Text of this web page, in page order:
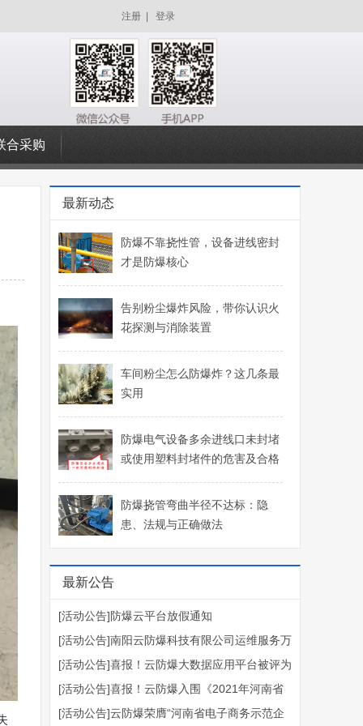
注册 登录
合采购
最新动态
防爆不靠挠性管，设备进线密封
才是防爆核心
告别粉尘爆炸风险，带你认识火
花探测与消除装置
车间粉尘怎么防爆炸？这几条最
实用
防爆电气设备多余进线口未封堵
或使用塑料封堵件的危害及合格
防爆挠管弯曲半径不达标：隐
患、法规与正确做法
最新公告
[活动公告]防爆云平台放假通知
[活动公告]南阳云防爆科技有限公司运维服务万
里行启动，邀您共创未来
[活动公告]喜报！云防爆大数据应用平台被评为
2023年河南省大数据产业发展示范项目
[活动公告]喜报！云防爆入围《2021年河南省
工业互联网平台培育名单》
[活动公告]云防爆荣膺“河南省电子商务示范企